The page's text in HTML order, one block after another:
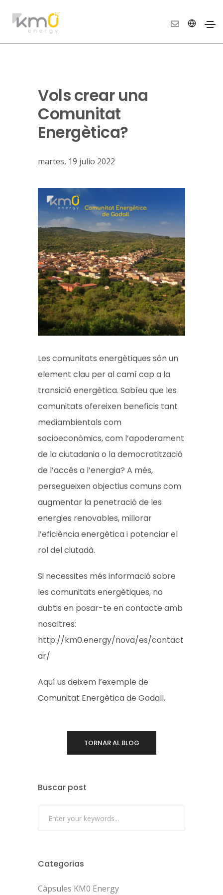
Vols crear una
Comunitat
Energètica?
martes, 19 julio 2022
Les comunitats energètiques són un
element clau per al camí cap a la
transició energètica. Sabíeu que les
comunitats ofereixen beneficis tant
mediambientals com
socioeconòmics, com l’apoderament
de la ciutadania o la democratització
de l’accés a l’energia? A més,
persegueixen objectius comuns com
augmentar la penetració de les
energies renovables, millorar
l’eficiència energètica i potenciar el
rol del ciutadà.
Si necessites més informació sobre
les comunitats energètiques, no
dubtis en posar-te en contacte amb
nosaltres:
http://km0.energy/nova/es/contact
ar/
Aquí us deixem l’exemple de
Comunitat Energètica de Godall.
TORNAR AL BLOG
Buscar post
Categorias
Càpsules KM0 Energy